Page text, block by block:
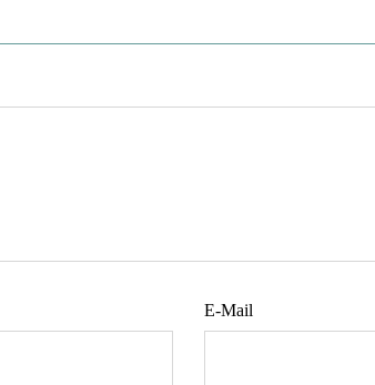
E-Mail